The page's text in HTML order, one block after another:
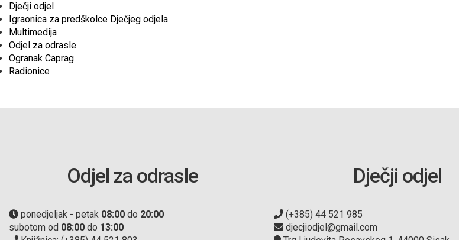
Dječji odjel
Igraonica za predškolce Dječjeg odjela
Multimedija
Odjel za odrasle
Ogranak Caprag
Radionice
Odjel za odrasle
ponedjeljak - petak 08:00 do 20:00
subotom od 08:00 do 13:00
Dječji odjel
(+385) 44 521 985
djecjiodjel@gmail.com